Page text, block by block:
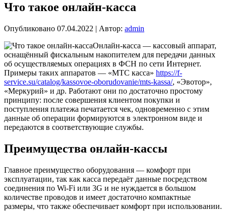
Что такое онлайн-касса
Опубликовано 07.04.2022 | Автор: admin
Онлайн-касса — кассовый аппарат,
оснащённый фискальным накопителем для передачи данных
об осуществляемых операциях в ФСН по сети Интернет.
Примеры таких аппаратов — «МТС касса» https://f-
service.su/catalog/kassovoe-oborudovanie/mts-kassa/, «Эвотор»,
«Меркурий» и др. Работают они по достаточно простому
принципу: после совершения клиентом покупки и
поступления платежа печатается чек, одновременно с этим
данные об операции формируются в электронном виде и
передаются в соответствующие службы.
Преимущества онлайн-кассы
Главное преимущество оборудования — комфорт при
эксплуатации, так как касса передаёт данные посредством
соединения по Wi-Fi или 3G и не нуждается в большом
количестве проводов и имеет достаточно компактные
размеры, что также обеспечивает комфорт при использовании.